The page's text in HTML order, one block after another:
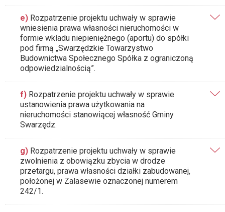
e) Rozpatrzenie projektu uchwały w sprawie
wniesienia prawa własności nieruchomości w
formie wkładu niepieniężnego (aportu) do spółki
pod firmą „Swarzędzkie Towarzystwo
Budownictwa Społecznego Spółka z ograniczoną
odpowiedzialnością”.
f) Rozpatrzenie projektu uchwały w sprawie
ustanowienia prawa użytkowania na
nieruchomości stanowiącej własność Gminy
Swarzędz.
g) Rozpatrzenie projektu uchwały w sprawie
zwolnienia z obowiązku zbycia w drodze
przetargu, prawa własności działki zabudowanej,
położonej w Zalasewie oznaczonej numerem
242/1.